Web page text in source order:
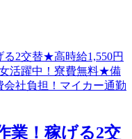
業！稼げる2交